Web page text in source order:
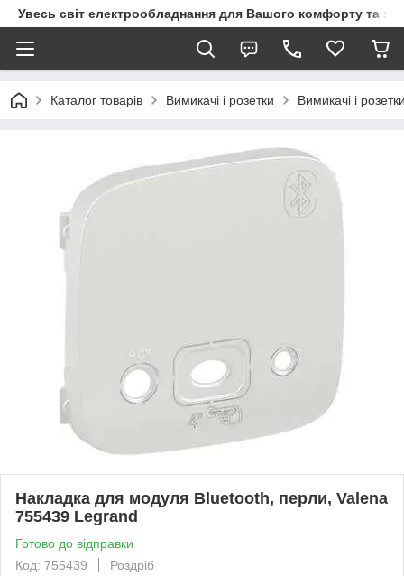
Увесь світ електрообладнання для Вашого комфорту та
Каталог товарів Вимикачі і розетки Вимикачі і
Накладка для модуля Bluetooth, перли, Valena
755439 Legrand
Готово до відправки
Код: 755439
Роздріб